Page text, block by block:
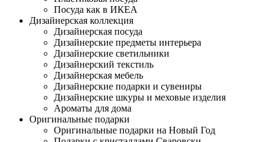
Посуда как в ИКЕА
Дизайнерская коллекция
Дизайнерская посуда
Дизайнерские предметы интерьера
Дизайнерские светильники
Дизайнерский текстиль
Дизайнерская мебель
Дизайнерские подарки и сувениры
Дизайнерские шкуры и меховые изделия
Ароматы для дома
Оригинальные подарки
Оригинальные подарки на Новый Год